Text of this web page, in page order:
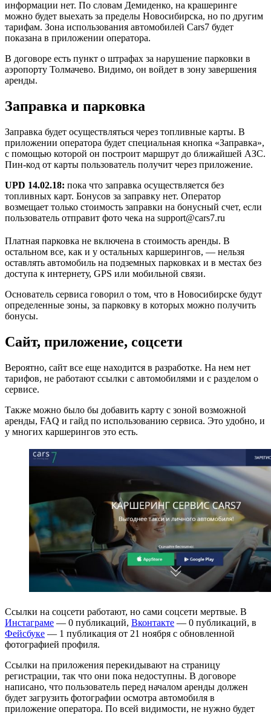
информации нет. По словам Демиденко, на крашеринге
можно будет выехать за пределы Новосибирска, но по другим
тарифам. Зона использования автомобилей Cars7 будет
показана в приложении оператора.
В договоре есть пункт о штрафах за нарушение парковки в
аэропорту Толмачево. Видимо, он войдет в зону завершения
аренды.
Заправка и парковка
Заправка будет осуществляться через топливные карты. В
приложении оператора будет специальная кнопка «Заправка»,
с помощью которой он построит маршрут до ближайшей АЗС.
Пин-код от карты пользователь получит через приложение.
UPD 14.02.18: пока что заправка осуществляется без
топливных карт. Бонусов за заправку нет. Оператор
возмещает только стоимость заправки на бонусный счет, если
пользователь отправит фото чека на support@cars7.ru
Платная парковка не включена в стоимость аренды. В
остальном все, как и у остальных каршерингов, — нельзя
оставлять автомобиль на подземных парковках и в местах без
доступа к интернету, GPS или мобильной связи.
Основатель сервиса говорил о том, что в Новосибирске будут
определенные зоны, за парковку в которых можно получить
бонусы.
Сайт, приложение, соцсети
Вероятно, сайт все еще находится в разработке. На нем нет
тарифов, не работают ссылки с автомобилями и с разделом о
сервисе.
Также можно было бы добавить карту с зоной возможной
аренды, FAQ и гайд по использованию сервиса. Это удобно, и
у многих каршерингов это есть.
Ссылки на соцсети работают, но сами соцсети мертвые. В
Инстаграме — 0 публикаций, Вконтакте — 0 публикаций, в
Фейсбуке — 1 публикация от 21 ноября с обновленной
фотографией профиля.
Ссылки на приложения перекидывают на страницу
регистрации, так что они пока недоступны. В договоре
написано, что пользователь перед началом аренды должен
будет загрузить фотографии осмотра автомобиля в
приложение оператора. По всей видимости, не нужно будет